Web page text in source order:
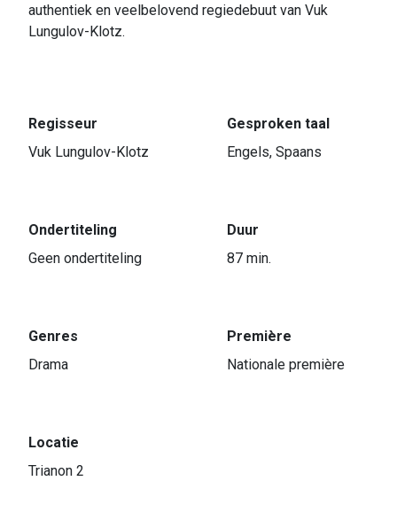
authentiek en veelbelovend regiedebuut van Vuk
Lungulov-Klotz.
Regisseur
Vuk Lungulov-Klotz
Gesproken taal
Engels, Spaans
Ondertiteling
Geen ondertiteling
Duur
87 min.
Genres
Drama
Première
Nationale première
Locatie
Trianon 2